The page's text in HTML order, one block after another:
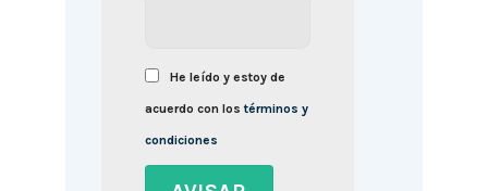
He leído y estoy de
acuerdo con lostérminos y
condiciones